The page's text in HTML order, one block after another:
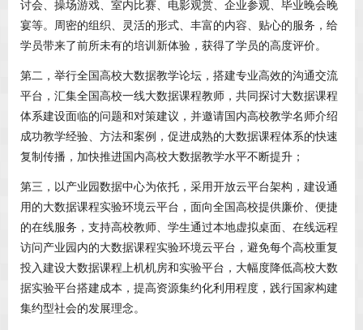
讨会、操场游戏、室内比赛、电影观赏、企业参观、毕业晚会晚
宴等。周密的组织、灵活的形式、丰富的内容、贴心的服务，给
学员带来了前所未有的培训新体验，获得了学员的高度评价。
第二，举行全国高校大数据教学论坛，搭建专业高效的沟通交流
平台，汇集全国高校一线大数据课程教师，共同探讨大数据课程
体系建设面临的问题和对策建议，并邀请国内高校教学名师介绍
成功教学经验、方法和案例，促进成熟的大数据课程体系的快速
复制传播，加快推进国内高校大数据教学水平不断提升；
第三，以产业园数据中心为依托，采用开放云平台架构，建设通
用的大数据课程实验环境云平台，面向全国高校提供廉价、便捷
的在线服务，支持高校教师、学生通过本地虚拟桌面、在线远程
访问产业园内的大数据课程实验环境云平台，避免每个高校重复
投入建设大数据课程上机机房和实验平台，大幅度降低高校大数
据实验平台搭建成本，提高资源集约化利用程度，践行国家构建
集约型社会的发展理念。